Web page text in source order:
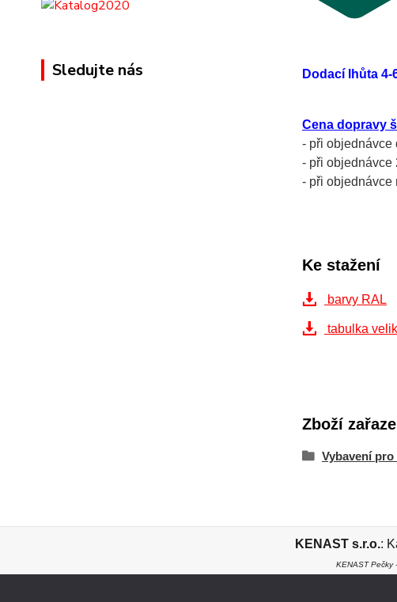
Sledujte nás Dodací lhůta 4-
Cena dopravy
- při objednávce
- při objednávce
- při objednávce
Ke stažení
barvy RAL
tabulka
Zboží
Vybavení
KENAST s.r.o.:
KENAST Pečky